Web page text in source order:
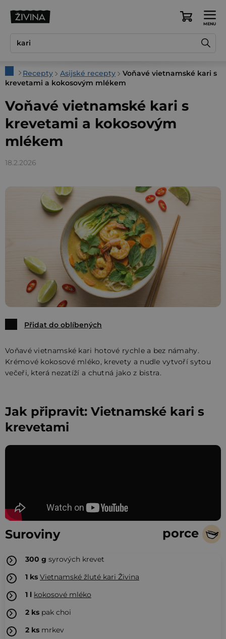
Nákupní
DomůRecepty Asijské recepty
Voňavé vietnamské kari s
krevetami a kokosovým mlékem
Voňavé vietnamské kari s
krevetami a kokosovým
mlékem
18.2.2026
Přidat do oblíbených
Voňavé vietnamské kari hotové rychle a bez námahy.
Krémové kokosové mléko, krevety a nudle vytvoří sytou
večeři, která nezatíží a chutná jako z bistra.
Suroviny porce
300 g syrových krevet
1 ks Vietnamské žluté kari Živina
1 l kokosové mléko
2 ks pak choi
2 ks mrkev
Jak připravit: Vietnamské kari s
krevetami